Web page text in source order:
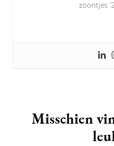
zoontjes
Navigation
Misschien